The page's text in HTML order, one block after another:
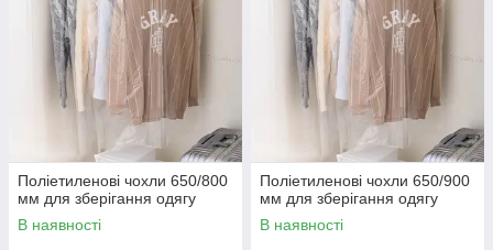
Поліетиленові чохли 650/800
мм для зберігання одягу
В наявності
Поліетиленові чохли 650/900
мм для зберігання одягу
В наявності